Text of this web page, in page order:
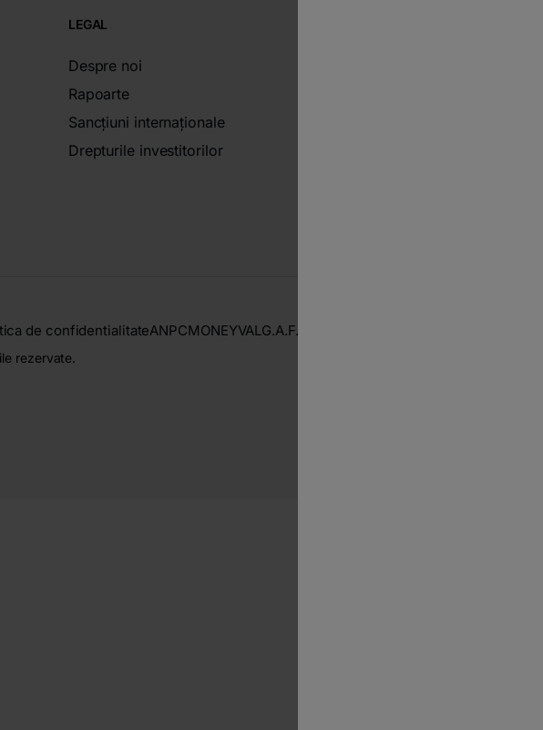
LEGAL
Despre noi
Rapoarte
Sancțiuni internaționale
Drepturile investitorilor
de confidentialitateANPCMONEYVALG.A.F.I / F.A.T.F.
rezervate.